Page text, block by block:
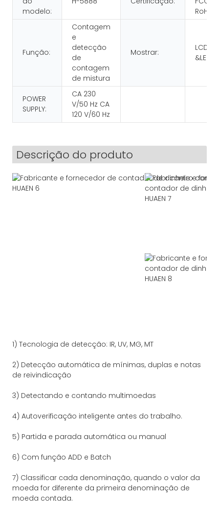
modelo:
RoHS
Função:
Contagem
e
detecção
de
contagem
de mistura
Mostrar:
LCD
&LED
POWER
SUPPLY:
CA 230
V/50 Hz CA
120 V/60 Hz
Descrição do produto
1) Tecnologia de detecção: IR, UV, MG, MT
2) Detecção automática de mínimas, duplas e notas
de reivindicação
3) Detectando e contando multimoedas
4) Autoverificação inteligente antes do trabalho.
5) Partida e parada automática ou manual
6) Com função ADD e Batch
7) Classificar cada denominação, quando o valor da
moeda for diferente da primeira denominação de
moeda contada.